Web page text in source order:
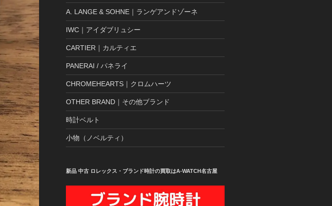
A. LANGE & SOHNE｜ランゲアンドゾーネ
IWC｜アイダブリュシー
CARTIER｜カルティエ
PANERAI / パネライ
CHROMEHEARTS｜クロムハーツ
OTHER BRAND｜その他ブランド
時計ベルト
小物（ノベルティ）
新品 中古 ロレックス・ブランド時計の買取はA-WATCH名古屋